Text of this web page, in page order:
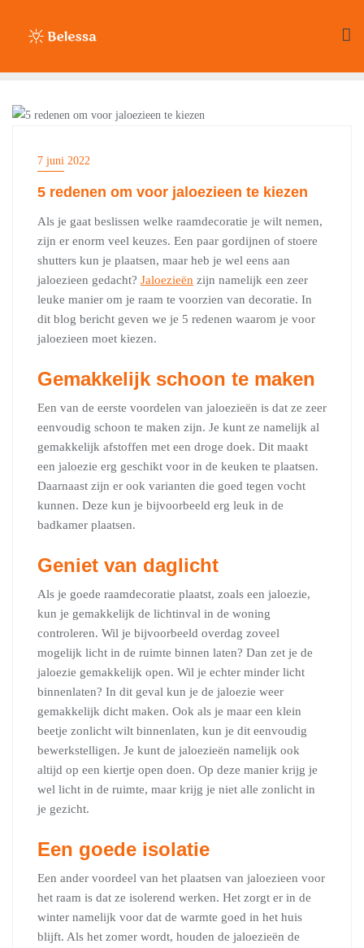
inhoud
7 juni 2022
5 redenen om voor jaloezieen te kiezen
Als je gaat beslissen welke raamdecoratie je wilt nemen,
zijn er enorm veel keuzes. Een paar gordijnen of stoere
shutters kun je plaatsen, maar heb je wel eens aan
jaloezieen gedacht? Jaloezieën zijn namelijk een zeer
leuke manier om je raam te voorzien van decoratie. In
dit blog bericht geven we je 5 redenen waarom je voor
jaloezieen moet kiezen.
Gemakkelijk schoon te maken
Een van de eerste voordelen van jaloezieën is dat ze zeer
eenvoudig schoon te maken zijn. Je kunt ze namelijk al
gemakkelijk afstoffen met een droge doek. Dit maakt
een jaloezie erg geschikt voor in de keuken te plaatsen.
Daarnaast zijn er ook varianten die goed tegen vocht
kunnen. Deze kun je bijvoorbeeld erg leuk in de
badkamer plaatsen.
Geniet van daglicht
Als je goede raamdecoratie plaatst, zoals een jaloezie,
kun je gemakkelijk de lichtinval in de woning
controleren. Wil je bijvoorbeeld overdag zoveel
mogelijk licht in de ruimte binnen laten? Dan zet je de
jaloezie gemakkelijk open. Wil je echter minder licht
binnenlaten? In dit geval kun je de jaloezie weer
gemakkelijk dicht maken. Ook als je maar een klein
beetje zonlicht wilt binnenlaten, kun je dit eenvoudig
bewerkstelligen. Je kunt de jaloezieën namelijk ook
altijd op een kiertje open doen. Op deze manier krijg je
wel licht in de ruimte, maar krijg je niet alle zonlicht in
je gezicht.
Een goede isolatie
Een ander voordeel van het plaatsen van jaloezieen voor
het raam is dat ze isolerend werken. Het zorgt er in de
winter namelijk voor dat de warmte goed in het huis
blijft. Als het zomer wordt, houden de jaloezieën de